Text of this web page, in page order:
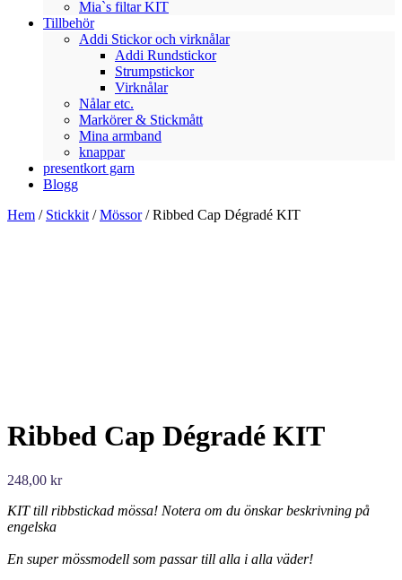
Mia`s filtar KIT
Tillbehör
Addi Stickor och virknålar
Addi Rundstickor
Strumpstickor
Virknålar
Nålar etc.
Markörer & Stickmått
Mina armband
knappar
presentkort garn
Blogg
Hem / Stickkit /Mössor/ Ribbed Cap Dégradé KIT
Ribbed Cap Dégradé KIT
248,00 kr
KIT till ribbstickad mössa! Notera om du önskar beskrivning på
engelska
En super mössmodell som passar till alla i alla väder!